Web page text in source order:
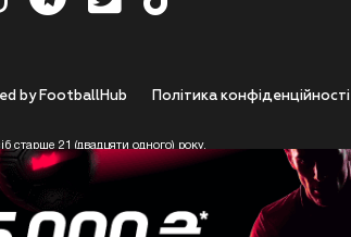
Полiтика конфiденцiйностi
by FootballHub
старше 21 (двадцяти одного) року.
цим підтверджує, що досяг 21-річного віку.
- не розпочинайте або припиніть користування Сайтом.
використання Сайту та його сервісів Користувачем,
21-річного віку.